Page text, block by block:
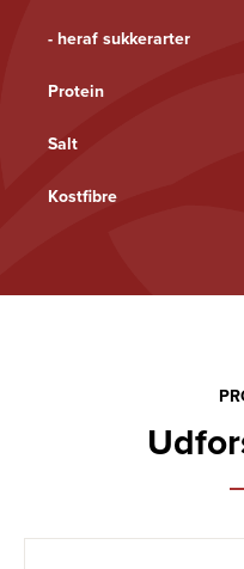
- heraf sukkerarter
Protein
Salt
Kostfibre